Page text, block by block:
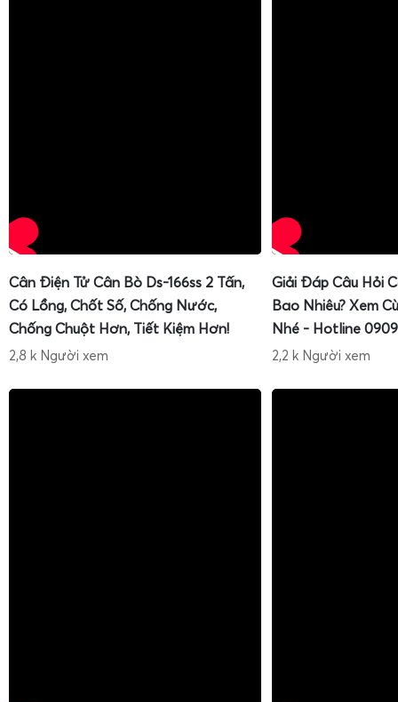
Cân Điện Tử Cân Bò Ds-166ss 2 Tấn,
Có Lồng, Chốt Số, Chống Nước,
Chống Chuột Hơn, Tiết Kiệm Hơn!
2,8 k Người xem
Giải Đáp Câu Hỏi
Bao Nhiêu? Xem
Nhé - Hotline
2,2 k Người xem